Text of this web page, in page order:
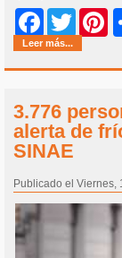
Facebook
Twitter
Leer más...
3.776
alerta de
SINAE
Publicado el Viernes,